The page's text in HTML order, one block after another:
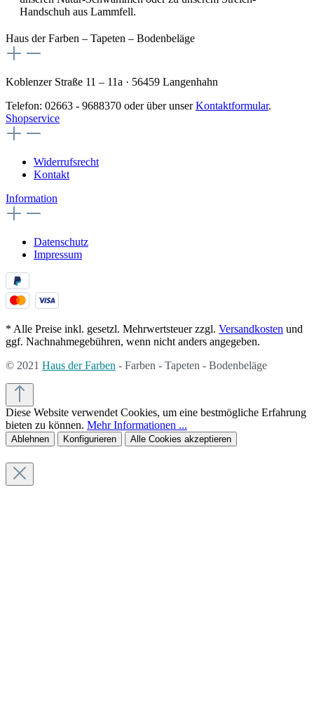
Handschuh aus Lammfell.
Haus der Farben – Tapeten – Bodenbeläge
Koblenzer Straße 11 – 11a · 56459 Langenhahn
Telefon: 02663 - 9688370 oder über unserKontaktformular.
Shopservice
Widerrufsrecht
Kontakt
Information
Datenschutz
Impressum
* Alle Preise inkl. gesetzl. Mehrwertsteuer zzgl. Versandkosten und
ggf. Nachnahmegebühren, wenn nicht anders angegeben.
© 2021 Haus der Farben - Farben - Tapeten - Bodenbeläge
Diese Website verwendet Cookies, um eine bestmögliche Erfahrung
bieten zu können. Mehr Informationen ...
Ablehnen Konfigurieren Alle Cookies akzeptieren